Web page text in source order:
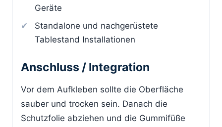
Geräte
Standalone und nachgerüstete
Tablestand Installationen
Anschluss / Integration
Vor dem Aufkleben sollte die Oberfläche
sauber und trocken sein. Danach die
Schutzfolie abziehen und die Gummifüße